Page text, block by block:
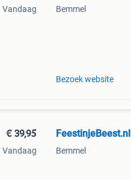
Vandaag Bemmel
Bezoek website
€ 39,95
Vandaag
FeestinjeBeest.nl
Bemmel